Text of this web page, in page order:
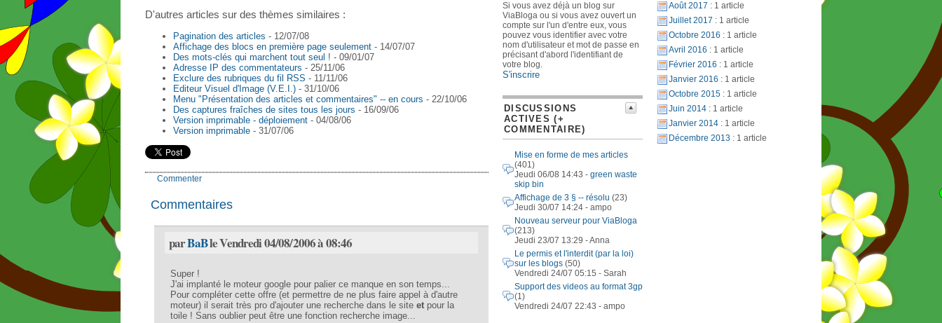
D'autres articles sur des thèmes similaires :
Pagination des articles - 12/07/08
Affichage des blocs en première page seulement - 14/07/07
Des mots-clés qui marchent tout seul ! - 09/01/07
Adresse IP des commentateurs - 25/11/06
Exclure des rubriques du fil RSS - 11/11/06
Editeur Visuel d'Image (V.E.I.) - 31/10/06
Menu "Présentation des articles et commentaires" -- en cours - 22/10/06
Des captures fraîches de sites tous les jours - 16/09/06
Version imprimable - déploiement - 04/08/06
Version imprimable - 31/07/06
Commenter
Commentaires
parBaBle Vendredi 04/08/2006 à 08:46
Super !
J'ai implanté le moteur google pour palier ce manque en son temps...
Pour compléter cette offre (et permettre de ne plus faire appel à d'autre
moteur) il serait très pro d'ajouter une recherche dans le site et pour la
toile ! Sans oublier peut être une fonction recherche image...
Si vous avez déjà un blog sur
ViaBloga ou si vous avez ouvert un
compte sur l'un d'entre eux, vous
pouvez vous identifier avec votre
nom d'utilisateur et mot de passe en
précisant d'abord l'identifiant de
votre blog.
S'inscrire
DISCUSSIONS
ACTIVES (+
COMMENTAIRE)
Mise en forme de mes articles
(401)
Jeudi 06/08 14:43 - green waste
skip bin
Affichage de 3 § -- résolu (23)
Jeudi 30/07 14:24 - ampo
Nouveau serveur pour ViaBloga
(213)
Jeudi 23/07 13:29 - Anna
Le permis et l'interdit (par la loi)
sur les blogs (50)
Vendredi 24/07 05:15 - Sarah
Support des videos au format 3gp
(1)
Vendredi 24/07 22:43 - ampo
Août 2017 : 1 article
Juillet 2017 : 1 article
Octobre 2016 : 1 article
Avril 2016 : 1 article
Février 2016 : 1 article
Janvier 2016 : 1 article
Octobre 2015 : 1 article
Juin 2014 : 1 article
Janvier 2014 : 1 article
Décembre 2013 : 1 article